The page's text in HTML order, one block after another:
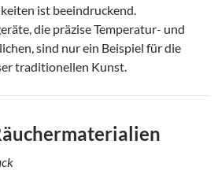
ist beeindruckend.
die präzise Temperatur- und
sind nur ein Beispiel für die
traditionellen Kunst.